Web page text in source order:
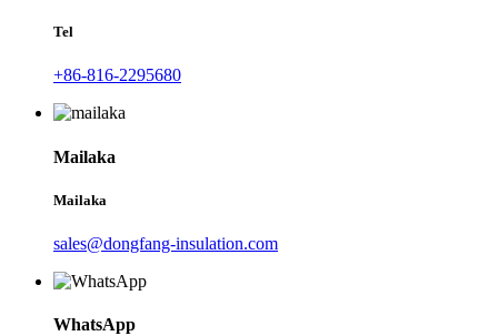
Tel
+86-816-2295680
Mailaka
Mailaka
sales@dongfang-insulation.com
WhatsApp